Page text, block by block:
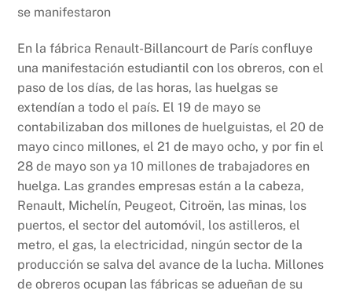
se manifestaron
En la fábrica Renault-Billancourt de París confluye
una manifestación estudiantil con los obreros, con el
paso de los días, de las horas, las huelgas se
extendían a todo el país. El 19 de mayo se
contabilizaban dos millones de huelguistas, el 20 de
mayo cinco millones, el 21 de mayo ocho, y por fin el
28 de mayo son ya 10 millones de trabajadores en
huelga. Las grandes empresas están a la cabeza,
Renault, Michelín, Peugeot, Citroën, las minas, los
puertos, el sector del automóvil, los astilleros, el
metro, el gas, la electricidad, ningún sector de la
producción se salva del avance de la lucha. Millones
de obreros ocupan las fábricas se adueñan de su